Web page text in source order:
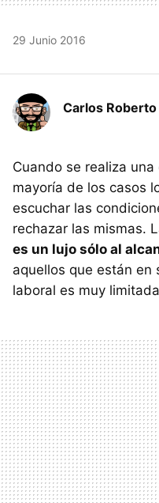
29 Junio 2016
Carlos Roberto
Cuando se realiza
mayoría de los casos
escuchar las
rechazar las mismas.
es un lujo sólo al
aquellos que están
laboral es muy